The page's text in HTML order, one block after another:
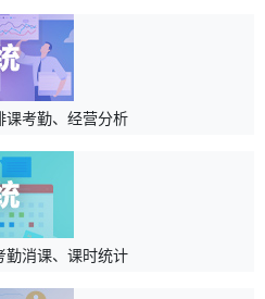
课考勤、经营分析
勤消课、课时统计